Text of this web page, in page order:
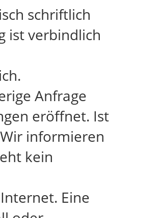
schriftlich
ist verbindlich
Anfrage
eröffnet. Ist
informieren
kein
Eine